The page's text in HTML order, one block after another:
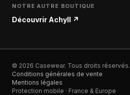
NOTRE AUTRE BOUTIQUE
Découvrir Achyll ↗
© 2026 Casewear. Tous droits réservés.
Conditions générales de vente
Mentions légales
Protection mobile · France & Europe